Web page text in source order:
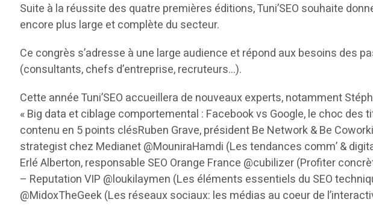
Suite à la réussite des quatre premières éditions, Tuni’SEO souhaite
encore plus large et complète du secteur.
Ce congrès s’adresse à une large audience et répond aux besoins des
(consultants, chefs d’entreprise, recruteurs…).
Cette année Tuni’SEO accueillera de nouveaux experts, notamment
« Big data et ciblage comportemental : Facebook vs Google, le choc
contenu en 5 points clésRuben Grave, président Be Network & Be
strategist chez Medianet @MouniraHamdi (Les tendances comm’ &
Erlé Alberton, responsable SEO Orange France @cubilizer (Profiter
– Reputation VIP @loukilaymen (Les éléments essentiels du SEO
@MidoxTheGeek (Les réseaux sociaux: les médias au coeur de